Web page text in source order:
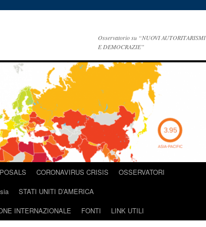
Osservatorio su “NUOVI AUTORITARISMI
E DEMOCRAZIE”
CORONAVIRUS CRISIS
OSSERVATORI
STATI UNITI D’AMERICA
INTERNAZIONALE FONTI LINK UTILI